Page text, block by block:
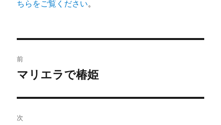
ちらをご覧ください。
稿
ビ
前
前
投
稿:
マリエラで椿姫
次